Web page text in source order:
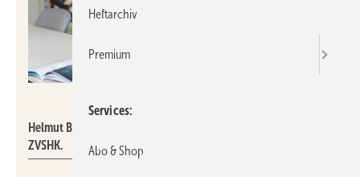
Helmut Bramann, Hauptgeschäftsführer des
ZVSHK.
Heftarchiv
Premium
Services
Abo & Shop